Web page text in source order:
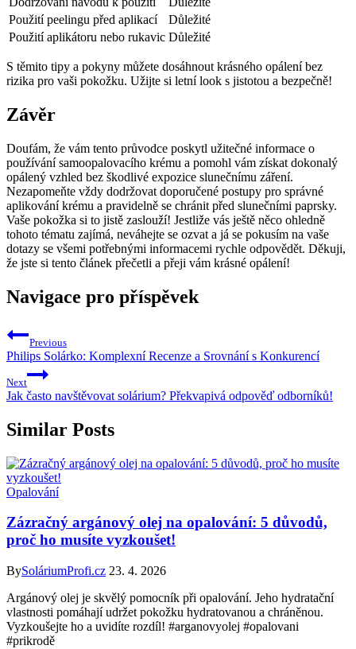
Použití peelingu před aplikací
Důležité
Použití aplikátoru nebo rukavic Důležité
S těmito tipy a pokyny můžete dosáhnout krásného opálení bez
rizika pro vaši pokožku. Užijte si letní look s jistotou a bezpečně!
Závěr
Doufám, že vám tento průvodce poskytl užitečné informace o
používání samoopalovacího krému a pomohl vám získat dokonalý
opálený vzhled bez škodlivé expozice slunečnímu záření.
Nezapomeňte vždy dodržovat doporučené postupy pro správné
aplikování krému a pravidelně se chránit před slunečními paprsky.
Vaše pokožka si to jistě zaslouží! Jestliže vás ještě něco ohledně
tohoto tématu zajímá, neváhejte se ozvat a já se pokusím na vaše
dotazy se všemi potřebnými informacemi rychle odpovědět. Děkuji,
že jste si tento článek přečetli a přeji vám krásné opálení!
Navigace pro příspěvek
Previous
Philips Solárko: Komplexní Recenze a Srovnání s Konkurencí
Next
Jak často navštěvovat solárium? Překvapivá odpověď odborníků!
Similar Posts
Opalování
Zázračný argánový olej na opalování: 5 důvodů,
proč ho musíte vyzkoušet!
BySoláriumProfi.cz 23. 4. 2026
Argánový olej je skvělý pomocník při opalování. Jeho hydratační
vlastnosti pomáhají udržet pokožku hydratovanou a chráněnou.
Vyzkoušejte ho a uvidíte rozdíl! #arganovyolej #opalovani
#prikrodě